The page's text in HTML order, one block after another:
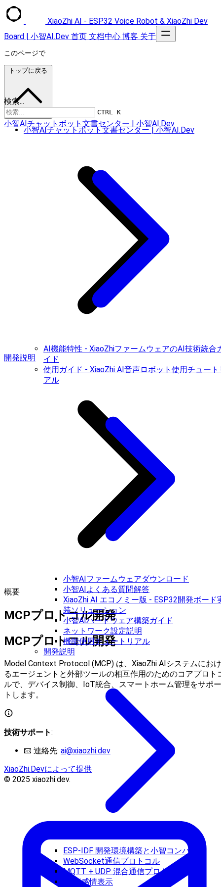
XiaoZhi AI - ESP32 Voice Robot & XiaoZhi Dev
Board | 小智AI.Dev 首页 文档中心 博客 关于
検索...
CTRL K
小智AIチャットボット文書センター | 小智AI.Dev
AI機能特性 - XiaoZhiファームウェアのAI技術統合
イド
使用ガイド - XiaoZhi AI音声ロボット使用チュート
アル
小智AIファームウェアダウンロード
小智AIよくある質問解答
XiaoZhi AI エコノミー版 - ESP32開発ボード
装ソリューション
小智AIハードウェア構築ガイド
ネットワーク設定説明
機能使用チュートリアル
開発説明
ESP-IDF 開発環境構築と小智コンパイル
WebSocket通信プロトコル
MQTT + UDP 混合通信プロトコル文書
Emoji感情表示
このページで
トップに戻る
小智AIチャットボット文書センター | 小智AI.Dev
開発説明
概要
MCPプロトコル開発
MCPプロトコル開発
Model Context Protocol (MCP) は、XiaoZhi AIシステムにおけ
るエージェントと外部ツールの相互作用のためのコアプロト
ルで、デバイス制御、IoT統合、スマートホーム管理をサポー
トします。
技術サポート:
📧 連絡先: ai@xiaozhi.dev
XiaoZhi.Devによって提供
© 2025 xiaozhi.dev.